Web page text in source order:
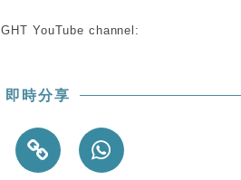
YouTube channel:
即時分享